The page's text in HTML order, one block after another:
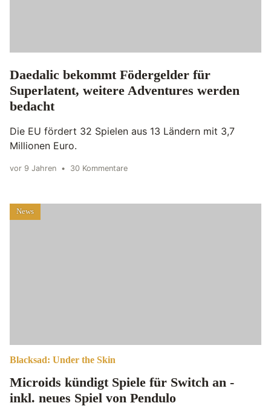
Daedalic bekommt Födergelder für
Superlatent, weitere Adventures werden
bedacht
Die EU fördert 32 Spielen aus 13 Ländern mit 3,7
Millionen Euro.
vor 9 Jahren • 30 Kommentare
News
Blacksad: Under the Skin
Microids kündigt Spiele für Switch an -
inkl. neues Spiel von Pendulo